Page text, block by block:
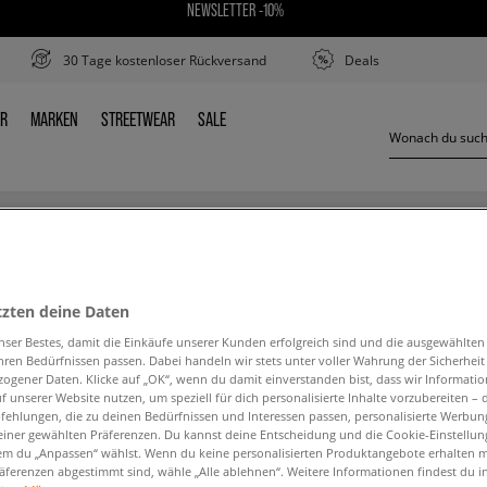
NEWSLETTER -10%
30 Tage kostenloser Rückversand Deals
MARKEN
MARKEN STREETWEAR
STREETWEAR SALE
SALE
den Suchbegriff. Versuche, weniger Filter zu
ZURÜCK ZUM SHOP
deine Daten
Bestes, damit die Einkäufe unserer Kunden erfolgreich sind und die
Bedürfnissen passen. Dabei handeln wir stets unter voller Wahrung der
Daten. Klicke auf „OK“, wenn du damit einverstanden bist, dass wir
unserer Website nutzen, um speziell für dich personalisierte Inhalte vorzubereiten –
die zu deinen Bedürfnissen und Interessen passen, personalisierte
gewählten Präferenzen. Du kannst deine Entscheidung und die Cookie-
du „Anpassen“ wählst. Wenn du keine personalisierten Produktangebote erhalten
abgestimmt sind, wähle „Alle ablehnen“. Weitere Informationen findest du